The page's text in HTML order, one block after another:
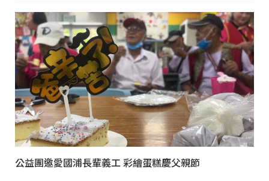
公益團邀愛國浦長輩義工 彩繪蛋糕慶父親節